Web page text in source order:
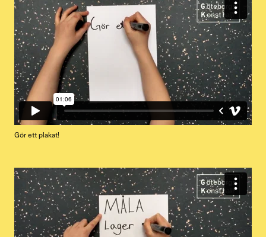
Gör ett plakat!